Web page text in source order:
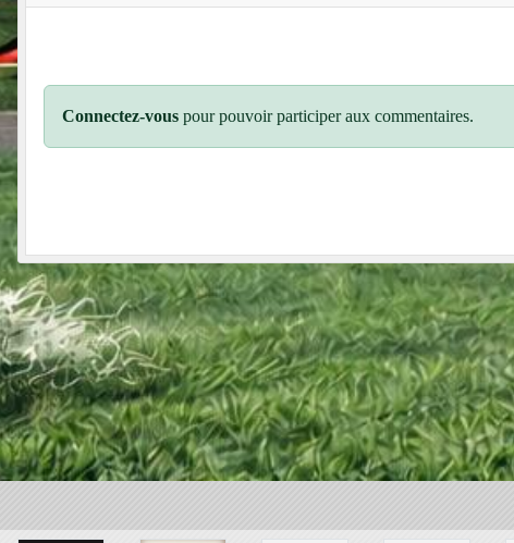
Connectez-vous pour pouvoir participer aux commentaires.